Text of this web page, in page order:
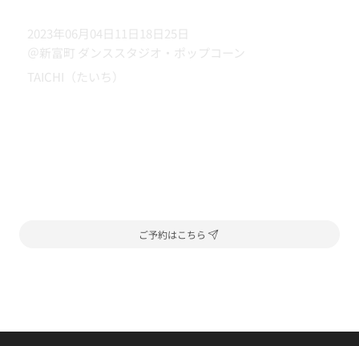
2023年06月04日11日18日25日
＠新富町 ダンススタジオ・ポップコーン
TAICHI（たいち）
ご予約はこちら